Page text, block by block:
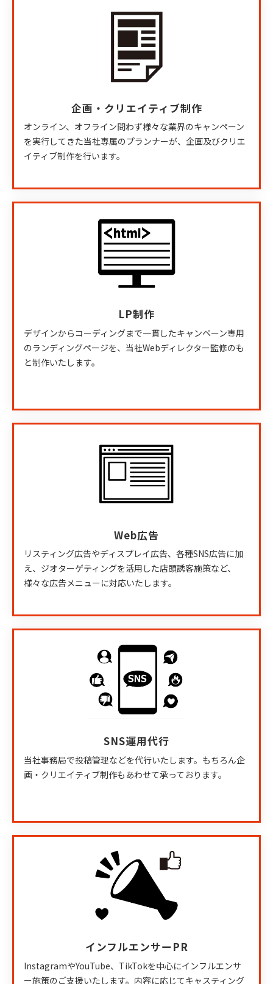
企画・クリエイティブ制作
オンライン、オフライン問わず様々な業界のキャンペーン
を実行してきた当社専属のプランナーが、企画及びクリエ
イティブ制作を行います。
LP制作
デザインからコーディングまで一貫したキャンペーン専用
のランディングページを、当社Webディレクター監修のも
と制作いたします。
Web広告
リスティング広告やディスプレイ広告、各種SNS広告に加
え、ジオターゲティングを活用した店頭誘客施策など、
様々な広告メニューに対応いたします。
SNS運用代行
当社事務局で投稿管理などを代行いたします。もちろん企
画・クリエイティブ制作もあわせて承っております。
インフルエンサーPR
InstagramやYouTube、TikTokを中心にインフルエンサ
ー施策のご支援いたします。内容に応じてキャスティング